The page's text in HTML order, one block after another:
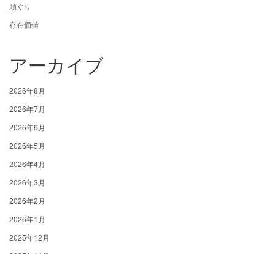
順ぐり
存在価値
アーカイブ
2026年8月
2026年7月
2026年6月
2026年5月
2026年4月
2026年3月
2026年2月
2026年1月
2025年12月